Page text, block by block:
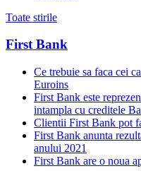
Toate stirile
First Bank
Ce trebuie sa faca cei
Euroins
First Bank este
intampla cu creditele
Clientii First Bank pot
First Bank anunta
anului 2021
First Bank are o noua